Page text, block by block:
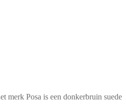
merk Posa is een donkerbruin suede